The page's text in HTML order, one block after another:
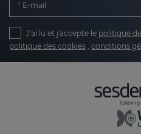
E-mail
J'ai lu et j'accepte le politique
politique des cookies , conditions